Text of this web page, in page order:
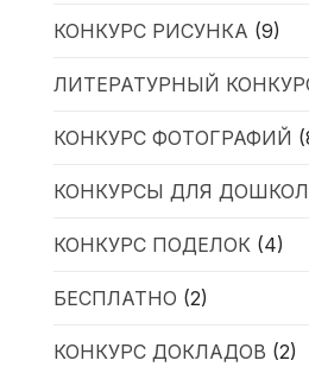
КОНКУРС РИСУНКА (9)
ЛИТЕРАТУРНЫЙ
КОНКУРС ФОТОГРАФИЙ
КОНКУРСЫ ДЛЯ
КОНКУРС ПОДЕЛОК(4)
БЕСПЛАТНО (2)
КОНКУРС ДОКЛАДОВ (2)